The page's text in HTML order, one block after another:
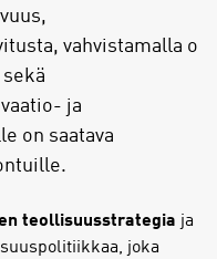
vahvistamalla o
ja
on saatava
teollisuusstrategia ja
joka